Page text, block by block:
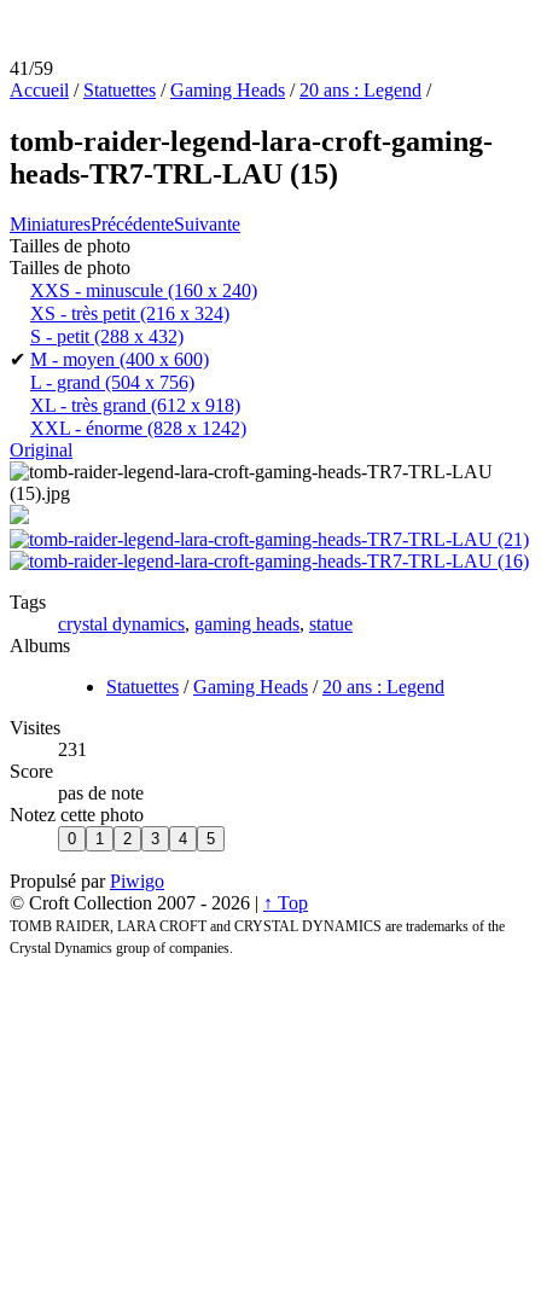
41/59
Accueil / Statuettes /Gaming Heads / 20 ans : Legend /
tomb-raider-legend-lara-croft-gaming-
heads-TR7-TRL-LAU (15)
MiniaturesPrécédenteSuivante
Tailles de photo
Tailles de photo
XXS - minuscule (160 x 240)
XS - très petit(216 x 324)
S - petit(288 x 432)
✔ M - moyen (400 x 600)
L - grand (504 x 756)
XL - très grand (612 x 918)
XXL - énorme (828 x 1242)
Original
Tags
crystal dynamics, gaming heads, statue
Albums
Statuettes /Gaming Heads /20 ans : Legend
Visites
231
Score
pas de note
Notez cette photo
Propulsé parPiwigo
© Croft Collection 2007 - 2026 | ↑ Top
TOMB RAIDER, LARA CROFT and CRYSTAL DYNAMICS are trademarks of the
Crystal Dynamics group of companies.